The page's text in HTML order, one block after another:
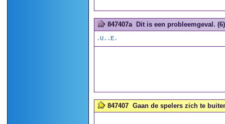
847407a Dit is een probleemgeval. (6)
.U..E.
847407 Gaan de spelers zich te